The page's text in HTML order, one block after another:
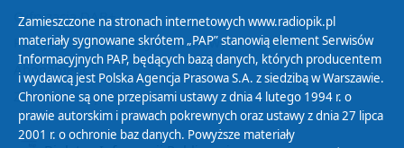
Cyfryzacja DAB+
Polityka ochrony danych osobowych
Abonament
Zamówienia publiczne
Zamieszczone na stronach internetowych www.radiopik.pl
materiały sygnowane skrótem „PAP” stanowią element Serwisów
Informacyjnych PAP, będących bazą danych, których producentem
i wydawcą jest Polska Agencja Prasowa S.A. z siedzibą w Warszawie.
Chronione są one przepisami ustawy z dnia 4 lutego 1994 r. o
prawie autorskim i prawach pokrewnych oraz ustawy z dnia 27 lipca
2001 r. o ochronie baz danych. Powyższe materiały